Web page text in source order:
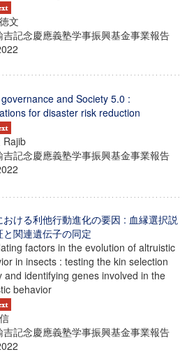
文
吉記念慶應義塾学事振興基金事業報告
and Society 5.0 :
for disaster risk reduction
Rajib
吉記念慶應義塾学事振興基金事業報告
おける利他行動進化の要因 : 血縁選択説
と関連遺伝子の同定
factors in the evolution of altruistic
in insects : testing the kin selection
and identifying genes involved in the
behavior
吉記念慶應義塾学事振興基金事業報告